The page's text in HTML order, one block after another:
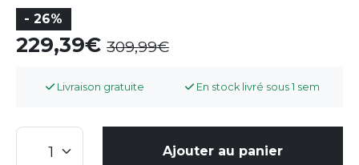
- 26%
229,39 309,99
Livraison gratuite En stock livré sous 1 sem
Ajouter au panier